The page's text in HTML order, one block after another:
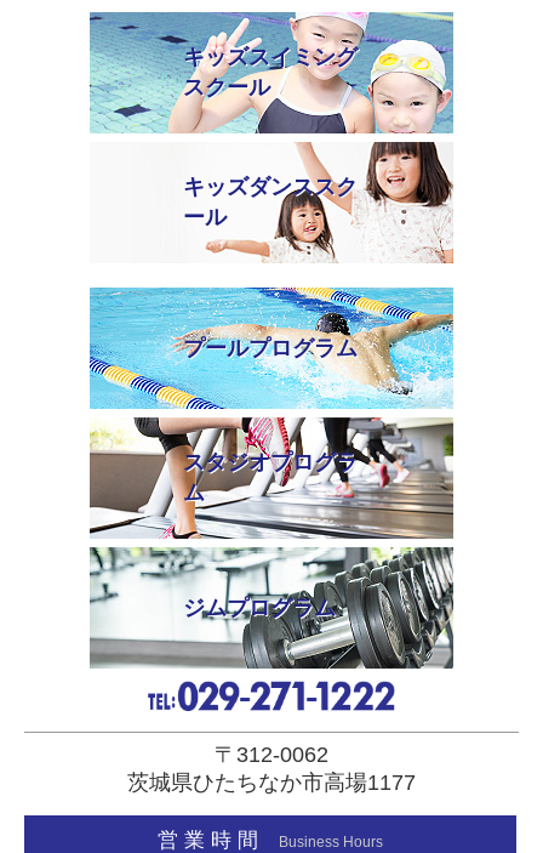
キッズスイミング
スクール
キッズダンススク
ール
プールプログラム
スタジオプログラ
ム
ジムプログラム
〒312-0062
茨城県ひたちなか市高場1177
営 業 時 間 Business Hours